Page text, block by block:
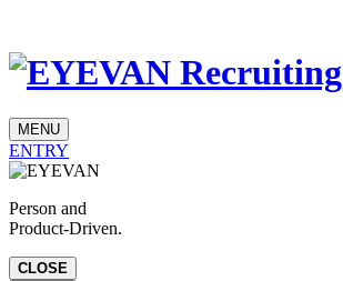
MENU
ENTRY
Person and
Product-Driven.
CLOSE